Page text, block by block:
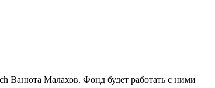
Ванюта Малахов. Фонд будет работать с ними